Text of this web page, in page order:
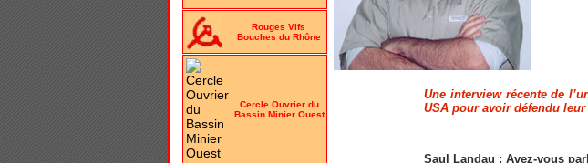
Rouges Vifs
Bouches du Rhône
Cercle Ouvrier du
Bassin Minier Ouest
Une interview récente de
USA pour avoir défendu
Saul Landau : Avez-vous